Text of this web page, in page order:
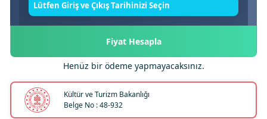
Lütfen Giriş ve Çıkış Tarihinizi Seçin
Fiyat Hesapla
Henüz bir ödeme yapmayacaksınız.
Kültür ve Turizm Bakanlığı
Belge No : 48-932